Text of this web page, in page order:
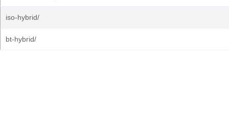
iso-hybrid/
bt-hybrid/